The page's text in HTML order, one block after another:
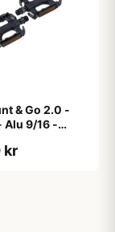
& Go 2.0 -
Alu 9/16 -
kr